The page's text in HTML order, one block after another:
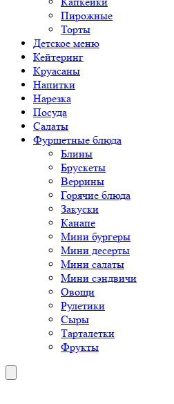
Пирожные
Торты
Детское меню
Кейтеринг
Круасаны
Напитки
Нарезка
Посуда
Салаты
Фуршетные блюда
Блины
Брускеты
Веррины
Горячие блюда
Закуски
Канапе
Мини бургеры
Мини десерты
Мини салаты
Мини сэндвичи
Овощи
Рулетики
Сыры
Тарталетки
Фрукты